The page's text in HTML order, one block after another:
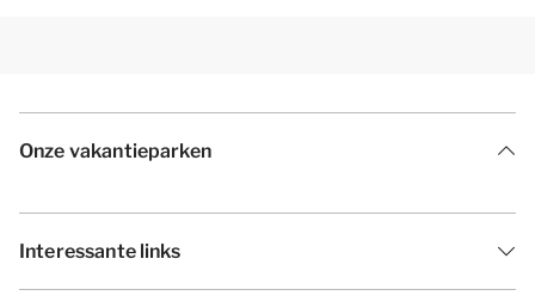
Onze vakantieparken
Interessante links